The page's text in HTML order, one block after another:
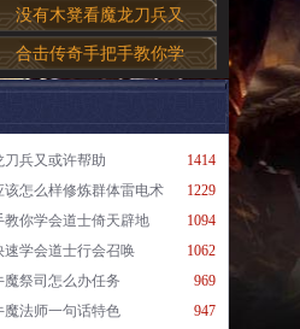
没有木凳看魔龙刀兵又
合击传奇手把手教你学
1414
兵又或许帮助
1229
该怎么样修炼群体雷电术
1094
教你学会道士倚天辟地
1062
速学会道士行会召唤
969
魔祭司怎么办任务
947
魔法师一句话特色